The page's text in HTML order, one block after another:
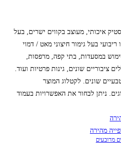
איכותי, מעוצב בקווים ישרים, בעל
בעל גימור חיצוני מאט / דמוי
במסעדות, בתי קפה, מרפסות,
ציבוריים שונים, גינות פרטיות ועוד.
ניתן לבחור את האפשרויות בעמוד
מהירה
מרובעים